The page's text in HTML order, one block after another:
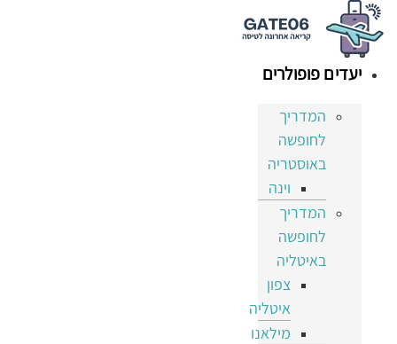
דלג
לתוכן
יעדים פופולרים
המדריך
לחופשה
באוסטריה
וינה
המדריך
לחופשה
באיטליה
צפון
איטליה
מילאנו